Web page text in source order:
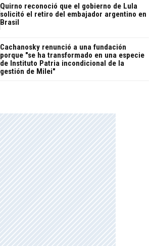
Quirno reconoció que el gobierno de Lula
solicitó el retiro del embajador argentino en
Brasil
Cachanosky renunció a una fundación
porque "se ha transformado en una especie
de Instituto Patria incondicional de la
gestión de Milei"